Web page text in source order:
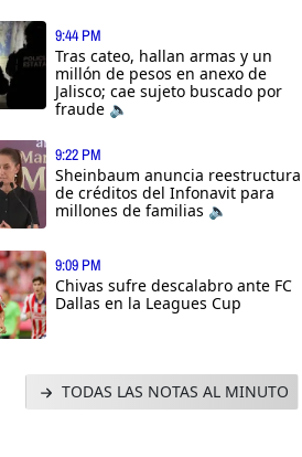
9:44 PM
Tras cateo, hallan armas y un
millón de pesos en anexo de
Jalisco; cae sujeto buscado por
fraude 🔈
9:22 PM
Sheinbaum anuncia reestructura
de créditos del Infonavit para
millones de familias 🔈
9:09 PM
Chivas sufre descalabro ante FC
Dallas en la Leagues Cup
TODAS LAS NOTAS AL MINUTO